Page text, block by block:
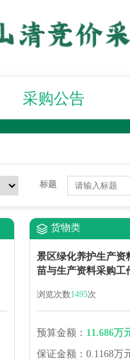
采购公告
标题
货物类
景区绿化养护生产资
苗与生产资料采购
半年生产资料采购
工作） （项目编号:
WL04）竞价采购公
浏览次数1495次
预算金额： 11.686万
保证金额： 0.1168万